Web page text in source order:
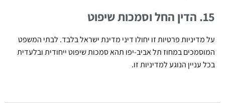
15. הדין החל וסמכות שיפוט
על מדיניות פרטיות זו יחולו דיני מדינת ישראל בלבד. לבתי המשפט
המוסמכים במחוז תל אביב-יפו תהא סמכות שיפוט ייחודית ובלעדית
בכל עניין הנוגע למדיניות זו.